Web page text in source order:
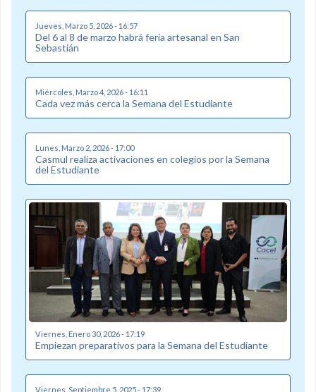
Jueves, Marzo 5, 2026 - 16:57
Del 6 al 8 de marzo habrá feria artesanal en San
Sebastián
Miércoles, Marzo 4, 2026 - 16:11
Cada vez más cerca la Semana del Estudiante
Lunes, Marzo 2, 2026 - 17:00
Casmul realiza activaciones en colegios por la Semana
del Estudiante
Viernes, Enero 30, 2026 - 17:19
Empiezan preparativos para la Semana del Estudiante
Viernes, Septiembre 5, 2025 - 17:39